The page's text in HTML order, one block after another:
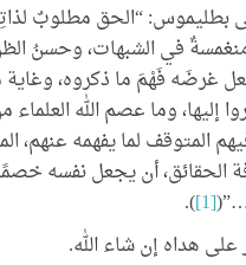
بطليموس: “الحق مطلوبٌ
في الشبهات، وحسنُ
غرضَه فَهْمَ ما ذكروه،
إليها، وما عصم الله
المتوقف لما يفهمه عنهم،
الحقائق، أن يجعل نفسه
[1]
).
على هداه إن شاء الله.